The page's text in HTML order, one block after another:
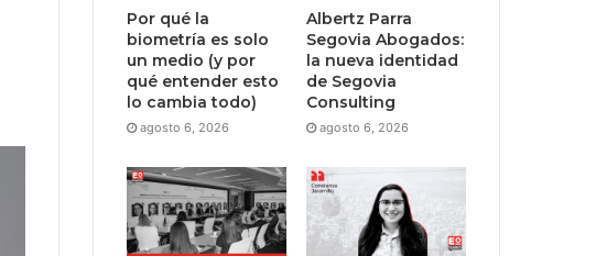
Por qué la
biometría es solo
un medio (y por
qué entender esto
lo cambia todo)
agosto 6, 2026
Albertz Parra
Segovia Abogados:
la nueva identidad
de Segovia
Consulting
agosto 6, 2026